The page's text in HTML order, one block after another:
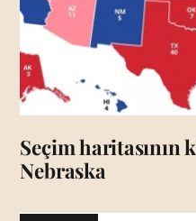
Seçim haritasının
Nebraska